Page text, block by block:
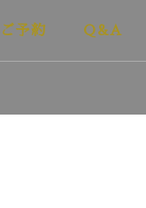
ご予約 Q&A